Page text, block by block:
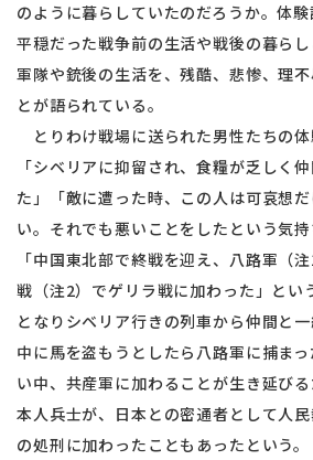
のように暮らしていたのだろうか。体
平穏だった戦争前の生活や戦後の暮らし
軍隊や銃後の生活を、残酷、悲惨、理
とが語られている。
とりわけ戦場に送られた男性たちの体
「シベリアに抑留され、食糧が乏しく
た」「敵に遭った時、この人は可哀想
い。それでも悪いことをしたという気
「中国東北部で終戦を迎え、八路軍（
戦（注2）でゲリラ戦に加わった」とい
となりシベリア行きの列車から仲間と
中に馬を盗もうとしたら八路軍に捕ま
い中、共産軍に加わることが生き延び
本人兵士が、日本との密通者として人
の処刑に加わったこともあったという。